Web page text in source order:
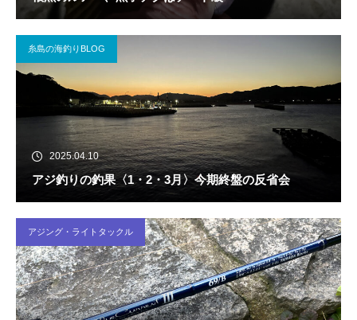
糸島の海釣りBLOG
2025.04.10
アジ釣りの釣果〈1・2・3月〉今期終盤の反省会
アジング・ライトタックル